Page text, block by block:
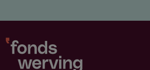
Wanneer kan ik aanvragen?
budget van 2,25 miljoen euro bereikt is.
Wat moet ik meesturen?